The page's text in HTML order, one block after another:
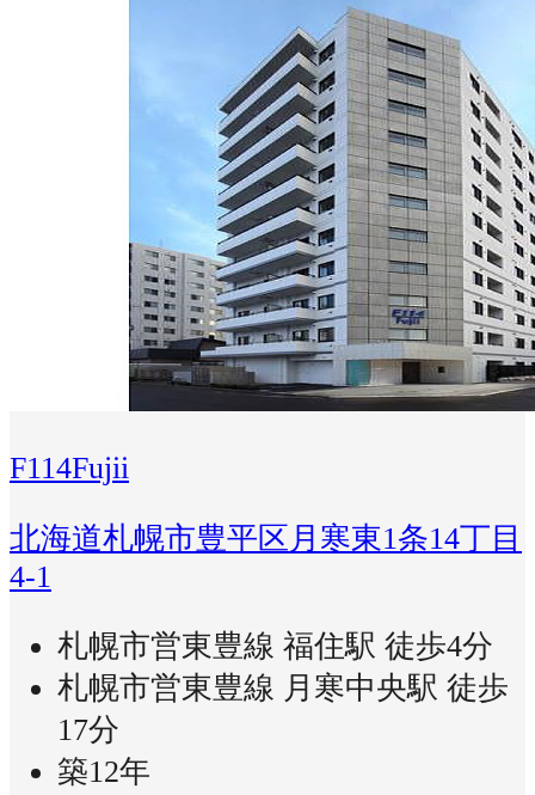
F114Fujii
北海道札幌市豊平区月寒東1条14丁目
4-1
札幌市営東豊線 福住駅 徒歩4分
札幌市営東豊線 月寒中央駅 徒歩
17分
築12年